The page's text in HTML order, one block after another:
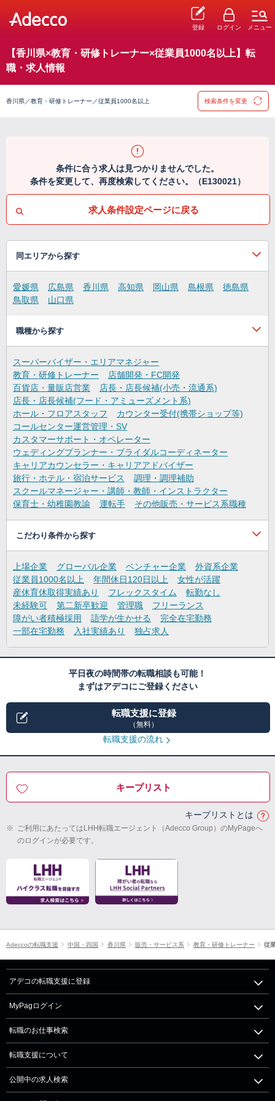
登録 ログイン メニュー
【香川県×教育・研修トレーナー×従業員1000名以上】転
職・求人情報
香川県／教育・研修トレーナー／従業員1000名以上 検索条件を変更
条件に合う求人は見つかりませんでした。
条件を変更して、再度検索してください。（E130021）
求人条件設定ページに戻る
同エリアから探す
愛媛県 広島県 香川県 高知県 岡山県 島根県
徳島県
鳥取県
山口県
職種から探す
スーパーバイザー・エリアマネジャー
教育・研修トレーナー
店舗開発・FC開発
百貨店・量販店営業
店長・店長候補(小売・流通系)
店長・店長候補(フード・アミューズメント系)
ホール・フロアスタッフ
カウンター受付(携帯ショップ等)
コールセンター運営管理・SV
カスタマーサポート・オペレーター
ウェディングプランナー・ブライダルコーディネーター
キャリアカウンセラー・キャリアアドバイザー
旅行・ホテル・宿泊サービス
調理・調理補助
スクールマネージャー・講師・教師・インストラクター
保育士・幼稚園教諭
運転手 その他販売・サービス系職種
こだわり条件から探す
上場企業 グローバル企業 ベンチャー企業
外資系企業
従業員1000名以上
年間休日120日以上
女性が活躍
産休育休取得実績あり
フレックスタイム
転勤なし
未経験可
第二新卒歓迎 管理職
フリーランス
障がい者積極採用
語学が生かせる
完全在宅勤務
一部在宅勤務
入社実績あり 独占求人
平日夜の時間帯の転職相談も可能！
まずはアデコにご登録ください
転職支援に登録
（無料）
転職支援の流れ
キープリスト
キープリストとは
※ ご利用にあたってはLHH転職エージェント（Adecco Group）のMyPageへ
のログインが必要です。
Adeccoの転職支援 中国・四国 香川県 販売・サービス系 教育・研修トレーナー 従
アデコの転職支援に登録
MyPagログイン
転職のお仕事検索
転職支援について
公開中の求人検索